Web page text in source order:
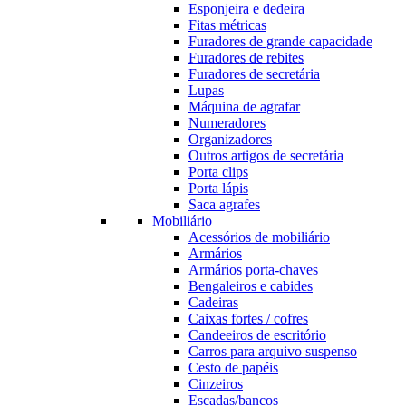
Esponjeira e dedeira
Fitas métricas
Furadores de grande capacidade
Furadores de rebites
Furadores de secretária
Lupas
Máquina de agrafar
Numeradores
Organizadores
Outros artigos de secretária
Porta clips
Porta lápis
Saca agrafes
Mobiliário
Acessórios de mobiliário
Armários
Armários porta-chaves
Bengaleiros e cabides
Cadeiras
Caixas fortes / cofres
Candeeiros de escritório
Carros para arquivo suspenso
Cesto de papéis
Cinzeiros
Escadas/bancos